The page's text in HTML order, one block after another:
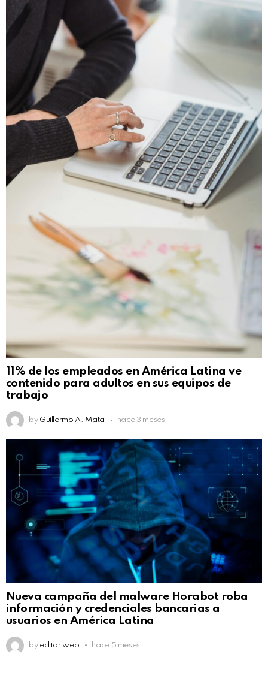
11% de los empleados en América Latina ve
contenido para adultos en sus equipos de
trabajo
by Guillermo A. Mata hace 3 meses
Nueva campaña del malware Horabot roba
información y credenciales bancarias a
usuarios en América Latina
by editor web hace 5 meses